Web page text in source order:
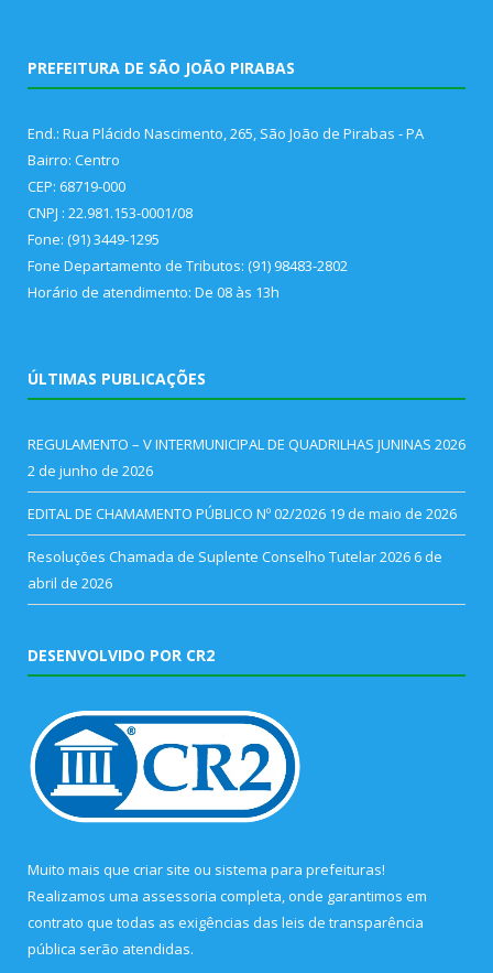
PREFEITURA DE SÃO JOÃO PIRABAS
End.: Rua Plácido Nascimento, 265, São João de Pirabas - PA
Bairro: Centro
CEP: 68719-000
CNPJ : 22.981.153-0001/08
Fone: (91) 3449-1295
Fone Departamento de Tributos: (91) 98483-2802
Horário de atendimento: De 08 às 13h
ÚLTIMAS PUBLICAÇÕES
REGULAMENTO – V INTERMUNICIPAL DE QUADRILHAS JUNINAS 2026
2 de junho de 2026
EDITAL DE CHAMAMENTO PÚBLICO Nº 02/2026 19 de maio de 2026
Resoluções Chamada de Suplente Conselho Tutelar 2026 6 de
abril de 2026
DESENVOLVIDO POR CR2
Muito mais que criar site ou sistema para prefeituras!
Realizamos uma assessoria completa, onde garantimos em
contrato que todas as exigências das leis de transparência
pública serão atendidas.